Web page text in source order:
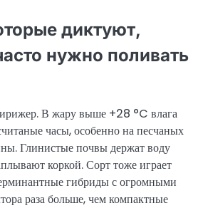
диктуют,
нужно поливать
В жару выше +28 °C влага
часы, особенно на песчаных
Глинистые почвы держат воду
коркой. Сорт тоже играет
гибриды с огромными
раза больше, чем компактные